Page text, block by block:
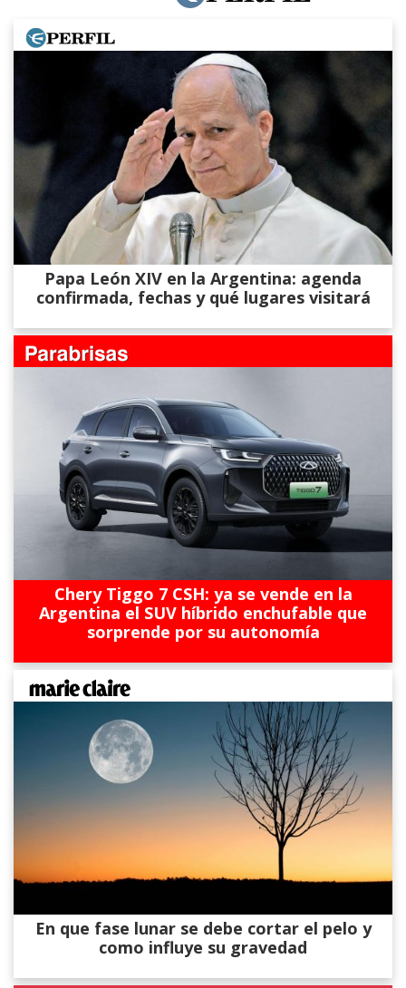
Papa León XIV en la Argentina: agenda
confirmada, fechas y qué lugares visitará
Chery Tiggo 7 CSH: ya se vende en la
Argentina el SUV híbrido enchufable que
sorprende por su autonomía
En que fase lunar se debe cortar el pelo y
como influye su gravedad